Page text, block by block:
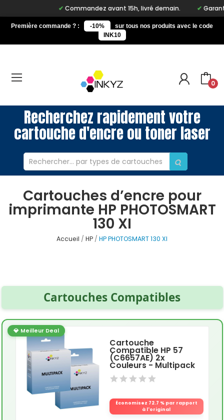
Commandez avant 15h, livré demain.
Première commande ? : -10%
sur tous nos produits avec le code
INK10
0
Recherchez rapidement votre
cartouche d'encre ou toner laser
Cartouches d’encre pour
imprimante HP PHOTOSMART
130 XI
Accueil HP HP PHOTOSMART 130 XI
Cartouches Compatibles
💎 Meilleur Deal
Cartouche
Compatible HP 57
(C6657AE) 2x
Couleurs - Multipack
Économisez 72.7 % par rapport
à l'original